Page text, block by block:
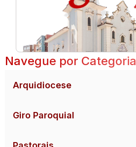
Navegue por Categoria
Arquidiocese
Giro Paroquial